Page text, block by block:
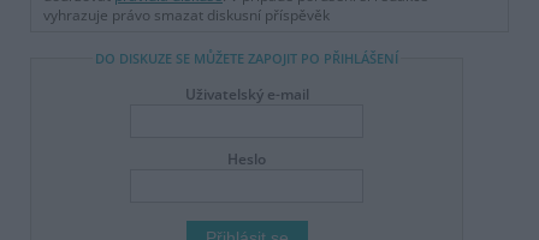
vyhrazuje právo smazat diskusní příspěvěk
DO DISKUZE SE MŮŽETE ZAPOJIT PO PŘIHLÁŠENÍ
Uživatelský e-mail
Heslo